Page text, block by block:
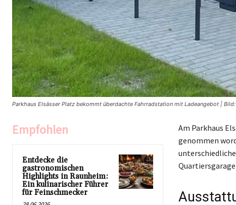
Parkhaus Elsässer Platz bekommt überdachte Fahrradstation mit Ladeangebot | Bild:
Empfohlen
Entdecke die
gastronomischen
Highlights in Raunheim:
Ein kulinarischer Führer
für Feinschmecker
Am Parkhaus
genommen